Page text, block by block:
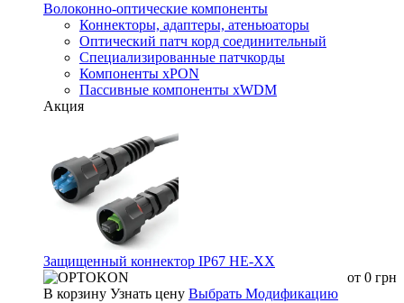
Волоконно-оптические компоненты
Коннекторы, адаптеры, атеньюаторы
Оптический патч корд соединительный
Специализированные патчкорды
Компоненты xPON
Пассивные компоненты xWDM
Акция
Защищенный коннектор IP67 HE-XX
от 0 грн
В корзину Узнать цену Выбрать Модификацию